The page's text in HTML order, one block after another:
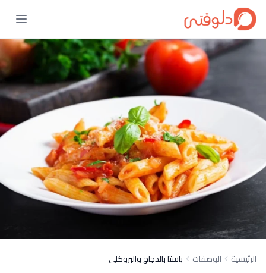
الرئيسية الوصفات باستا بالدجاج والبروكلي